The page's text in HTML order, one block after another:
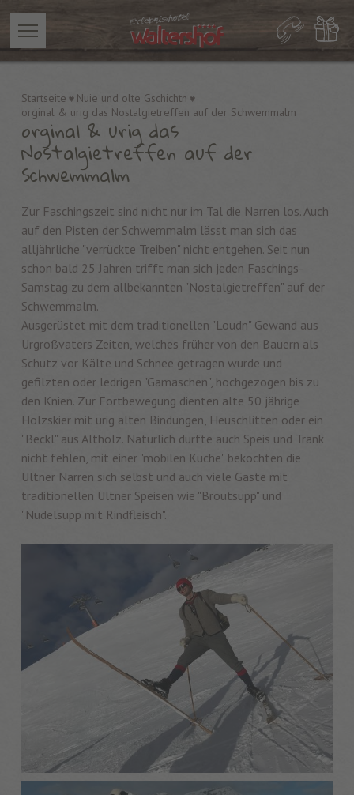
Startseite
Nuie und olte Gschichtn
orginal & urig das Nostalgietreffen auf der Schwemmalm
orginal & urig das
Nostalgietreffen auf der
Schwemmalm
Zur Faschingszeit sind nicht nur im Tal die Narren los. Auch
auf den Pisten der Schwemmalm lässt man sich das
alljährliche "verrückte Treiben" nicht entgehen. Seit nun
schon bald 25 Jahren trifft man sich jeden Faschings-
Samstag zu dem allbekannten "Nostalgietreffen" auf der
Schwemmalm.
Ausgerüstet mit dem traditionellen "Loudn" Gewand aus
Urgroßvaters Zeiten, welches früher von den Bauern als
Schutz vor Kälte und Schnee getragen wurde und
gefilzten oder ledrigen "Gamaschen", hochgezogen bis zu
den Knien. Zur Fortbewegung dienten alte 50 jährige
Holzskier mit urig alten Bindungen, Heuschlitten oder ein
"Beckl" aus Altholz. Natürlich durfte auch Speis und Trank
nicht fehlen, mit einer "mobilen Küche" bekochten die
Ultner Narren sich selbst und auch viele Gäste mit
traditionellen Ultner Speisen wie "Broutsupp" und
"Nudelsupp mit Rindfleisch".